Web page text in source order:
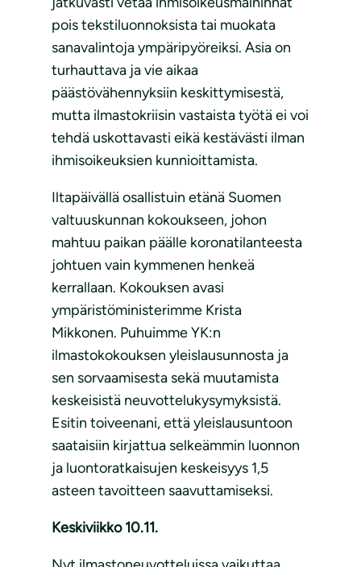
pois tekstiluonnoksista tai muokata
sanavalintoja ympäripyöreiksi. Asia on
turhauttava ja vie aikaa
päästövähennyksiin keskittymisestä,
mutta ilmastokriisin vastaista työtä ei voi
tehdä uskottavasti eikä kestävästi ilman
ihmisoikeuksien kunnioittamista.
Iltapäivällä osallistuin etänä Suomen
valtuuskunnan kokoukseen, johon
mahtuu paikan päälle koronatilanteesta
johtuen vain kymmenen henkeä
kerrallaan. Kokouksen avasi
ympäristöministerimme Krista
Mikkonen. Puhuimme YK:n
ilmastokokouksen yleislausunnosta ja
sen sorvaamisesta sekä muutamista
keskeisistä neuvottelukysymyksistä.
Esitin toiveenani, että yleislausuntoon
saataisiin kirjattua selkeämmin luonnon
ja luontoratkaisujen keskeisyys 1,5
asteen tavoitteen saavuttamiseksi.
Keskiviikko 10.11.